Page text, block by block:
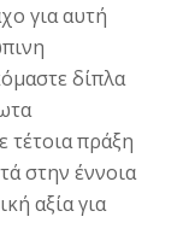
για αυτή
δίπλα
τέτοια πράξη
στην έννοια
αξία για